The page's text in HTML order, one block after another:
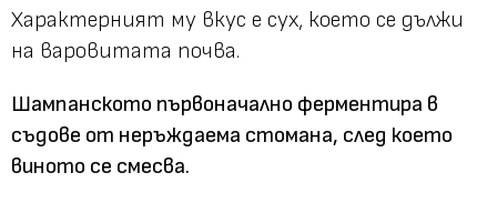
Характерният му вкус е сух, което се дължи
на варовитата почва.
Шампанското първоначално ферментира в
съдове от неръждаема стомана, след което
виното се смесва.